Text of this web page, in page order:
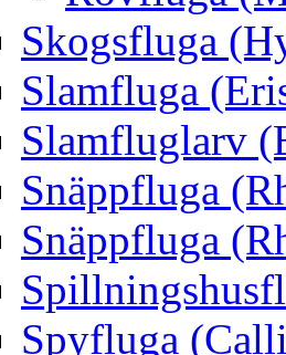
Skogsfluga
Slamfluga
Slamfluglarv
Snäppfluga
Snäppfluga
Spyfluga